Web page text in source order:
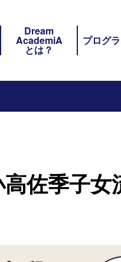
ュー
Dream
AcademiA
とは？
プログ
佐季子